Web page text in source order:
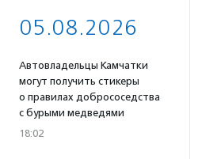
05.08.2026
Автовладельцы Камчатки
могут получить стикеры
о правилах добрососедства
с бурыми медведями
18:02